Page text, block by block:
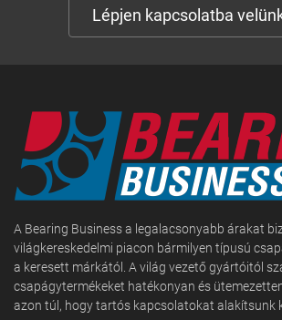
Lépjen kapcsolatba
A Bearing Business a legalacsonyabb árakat
világkereskedelmi piacon bármilyen típusú
a keresett márkától. A világ vezető gyártóitól
csapágytermékeket hatékonyan és
azon túl, hogy tartós kapcsolatokat alakítsunk